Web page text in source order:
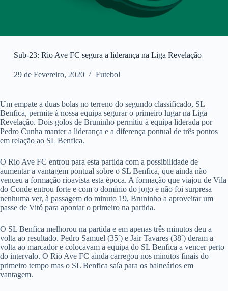
Sub-23: Rio Ave FC segura a liderança na Liga Revelação
29 de Fevereiro, 2020 Futebol
Um empate a duas bolas no terreno do segundo classificado, SL
Benfica, permite à nossa equipa segurar o primeiro lugar na Liga
Revelação. Dois golos de Bruninho permitiu à equipa liderada por
Pedro Cunha manter a liderança e a diferença pontual de três pontos
em relação ao SL Benfica.
O Rio Ave FC entrou para esta partida com a possibilidade de
aumentar a vantagem pontual sobre o SL Benfica, que ainda não
venceu a formação rioavista esta época. A formação que viajou de Vila
do Conde entrou forte e com o domínio do jogo e não foi surpresa
nenhuma ver, à passagem do minuto 19, Bruninho a aproveitar um
passe de Vitó para apontar o primeiro na partida.
O SL Benfica melhorou na partida e em apenas três minutos deu a
volta ao resultado. Pedro Samuel (35′) e Jair Tavares (38′) deram a
volta ao marcador e colocavam a equipa do SL Benfica a vencer perto
do intervalo. O Rio Ave FC ainda carregou nos minutos finais do
primeiro tempo mas o SL Benfica saía para os balneários em
vantagem.